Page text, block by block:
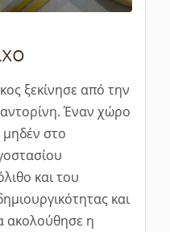
ξεκίνησε από την
Έναν χώρο
στο
και του
και
ακολούθησε η